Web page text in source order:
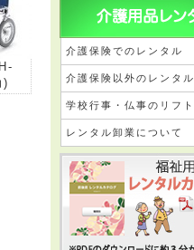
)
介護保険でのレンタル
介護保険以外のレンタル
学校行事・仏事のリフト
レンタル卸業について